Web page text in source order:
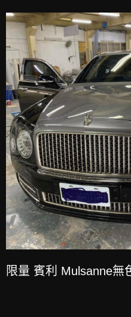
限量 賓利 Mulsanne無